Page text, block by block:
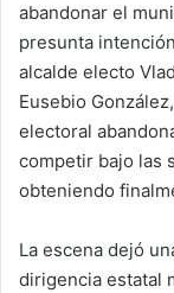
abandonar el
presunta
alcalde electo
Eusebio
electoral
competir bajo las
obteniendo
La escena dejó
dirigencia estatal